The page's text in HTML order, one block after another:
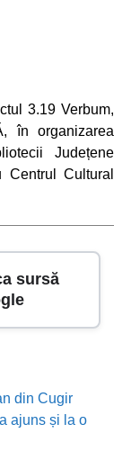
3.19 Verbum,
în organizarea
Județene
Centrul Cultural
sursă
din Cugir
ajuns și la o